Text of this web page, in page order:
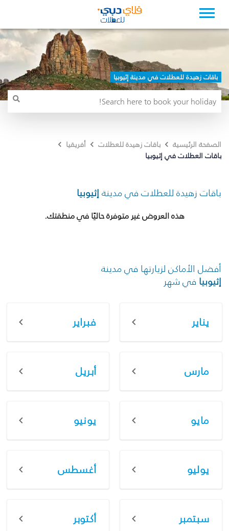
باقات زهيدة للعطلات في مدينة إثيوبيا
الصفحة الرئيسية باقات زهيدة للعطلات
أفريقيا
باقات العطلات في إثيوبيا
باقات زهيدة للعطلات في مدينة إثيوبيا
هذه العروض غير متوفرة حاليًا في منطقتك.
أفضل الأماكن لزيارتها في مدينة
إثيوبيا في شهر
يناير فبراير
مارس أبريل
مايو يونيو
يوليو أغسطس
سبتمبر أكتوبر